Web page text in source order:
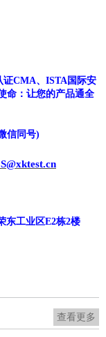
CMA、 ISTA国际安
命：让您的产品通全
信同号)
东工业区E2栋2楼
查看更多